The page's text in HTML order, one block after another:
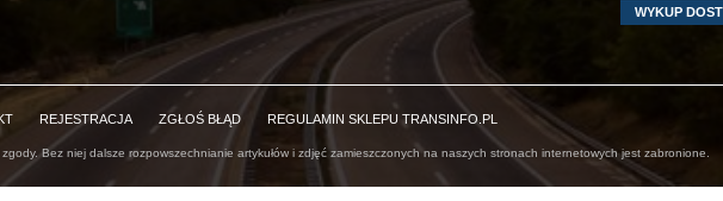
WYKUP
REJESTRACJA ZGŁOŚ BŁĄD REGULAMIN SKLEPU TRANSINFO.PL
Bez niej dalsze rozpowszechnianie artykułów i zdjęć zamieszczonych na naszych stronach internetowych jest zabronione.